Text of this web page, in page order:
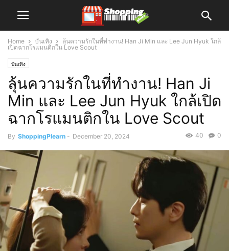
Home บันเทิง
ลุ้นความรักในที่ทำงาน! Han Ji Min และ Lee Jun Hyuk ใกล้
เปิดฉากโรแมนติกใน Love Scout
บันเทิง
ลุ้นความรักในที่ทำงาน! Han Ji
Min และ Lee Jun Hyuk ใกล้เปิด
ฉากโรแมนติกใน Love Scout
By ShoppingPlearn - December 20, 2024 0
40